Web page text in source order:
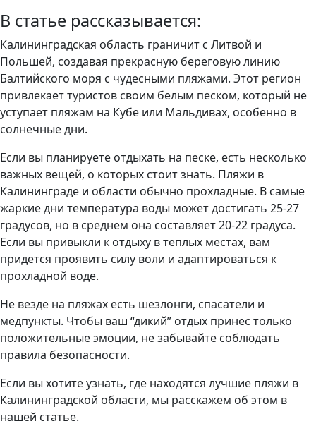
В статье рассказывается:
Калининградская область граничит с Литвой и
Польшей, создавая прекрасную береговую линию
Балтийского моря с чудесными пляжами. Этот регион
привлекает туристов своим белым песком, который не
уступает пляжам на Кубе или Мальдивах, особенно в
солнечные дни.
Если вы планируете отдыхать на песке, есть несколько
важных вещей, о которых стоит знать. Пляжи в
Калининграде и области обычно прохладные. В самые
жаркие дни температура воды может достигать 25-27
градусов, но в среднем она составляет 20-22 градуса.
Если вы привыкли к отдыху в теплых местах, вам
придется проявить силу воли и адаптироваться к
прохладной воде.
Не везде на пляжах есть шезлонги, спасатели и
медпункты. Чтобы ваш “дикий” отдых принес только
положительные эмоции, не забывайте соблюдать
правила безопасности.
Если вы хотите узнать, где находятся лучшие пляжи в
Калининградской области, мы расскажем об этом в
нашей статье.